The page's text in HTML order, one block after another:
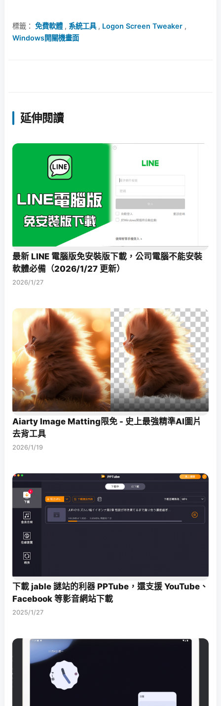
標籤： 免費軟體, 系統工具, Logon Screen Tweaker ,
Windows開關機畫面
延伸閱讀
最新 LINE 電腦版免安裝版下載，公司電腦不能安裝
軟體必備（2026/1/27 更新）
2026/1/27
Aiarty Image Matting限免 - 史上最強精準AI圖片
去背工具
2026/1/19
下載 jable 謎站的利器 PPTube，還支援 YouTube、
Facebook 等影音網站下載
2025/1/27